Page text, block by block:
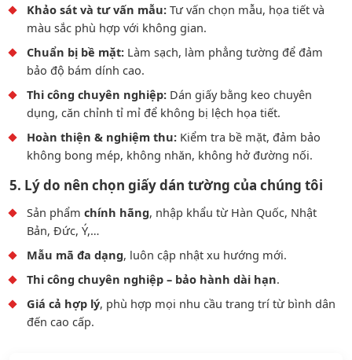
Khảo sát và tư vấn mẫu: Tư vấn chọn mẫu, họa tiết và
màu sắc phù hợp với không gian.
Chuẩn bị bề mặt: Làm sạch, làm phẳng tường để đảm
bảo độ bám dính cao.
Thi công chuyên nghiệp: Dán giấy bằng keo chuyên
dụng, căn chỉnh tỉ mỉ để không bị lệch họa tiết.
Hoàn thiện & nghiệm thu: Kiểm tra bề mặt, đảm bảo
không bong mép, không nhăn, không hở đường nối.
5. Lý do nên chọn giấy dán tường của chúng tôi
Sản phẩm chính hãng, nhập khẩu từ Hàn Quốc, Nhật
Bản, Đức, Ý,…
Mẫu mã đa dạng, luôn cập nhật xu hướng mới.
Thi công chuyên nghiệp – bảo hành dài hạn.
Giá cả hợp lý, phù hợp mọi nhu cầu trang trí từ bình dân
đến cao cấp.